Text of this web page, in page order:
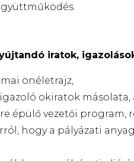
iratok,
önéletrajz,
okiratok
épülő vezetői program,
hogy a pályázati